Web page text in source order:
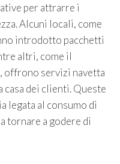
per attrarre i
Alcuni locali, come
introdotto pacchetti
altri, come il
offrono servizi navetta
dei clienti. Queste
legata al consumo di
tornare a godere di